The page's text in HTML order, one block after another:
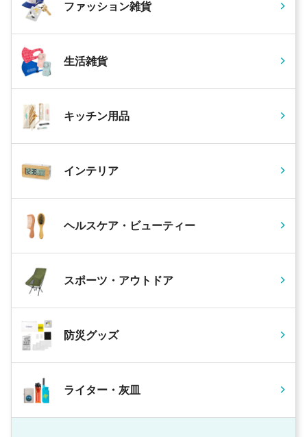
ファッション雑貨
生活雑貨
キッチン用品
インテリア
ヘルスケア・ビューティー
スポーツ・アウトドア
防災グッズ
ライター・灰皿